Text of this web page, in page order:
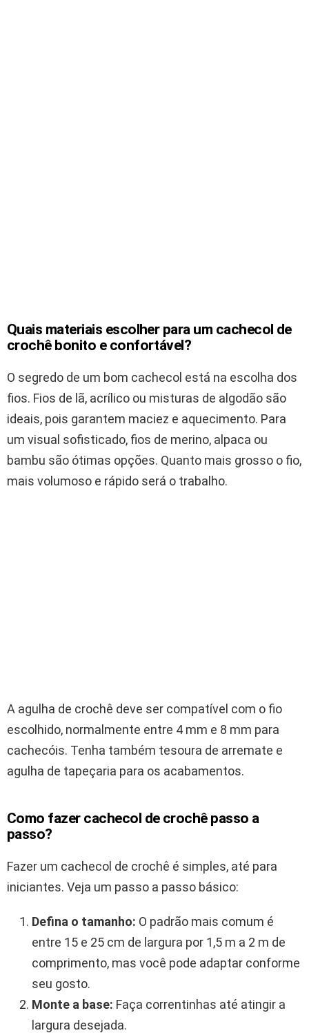
Quais materiais escolher para um cachecol de
crochê bonito e confortável?
O segredo de um bom cachecol está na escolha dos
fios. Fios de lã, acrílico ou misturas de algodão são
ideais, pois garantem maciez e aquecimento. Para
um visual sofisticado, fios de merino, alpaca ou
bambu são ótimas opções. Quanto mais grosso o fio,
mais volumoso e rápido será o trabalho.
A agulha de crochê deve ser compatível com o fio
escolhido, normalmente entre 4 mm e 8 mm para
cachecóis. Tenha também tesoura de arremate e
agulha de tapeçaria para os acabamentos.
Como fazer cachecol de crochê passo a
passo?
Fazer um cachecol de crochê é simples, até para
iniciantes. Veja um passo a passo básico:
Defina o tamanho: O padrão mais comum é
entre 15 e 25 cm de largura por 1,5 m a 2 m de
comprimento, mas você pode adaptar conforme
seu gosto.
Monte a base: Faça correntinhas até atingir a
largura desejada.